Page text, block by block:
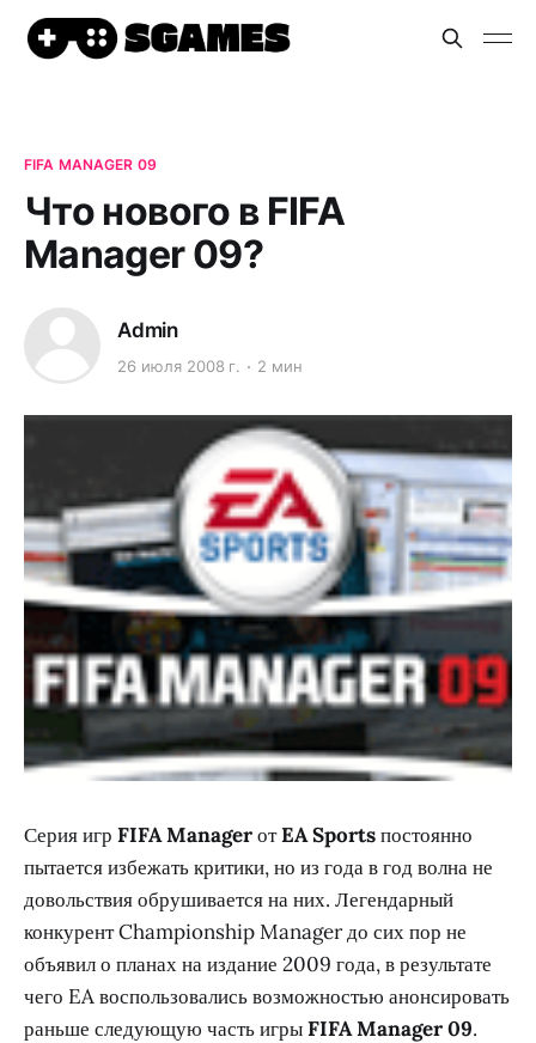
FIFA MANAGER 09
Что нового в FIFA
Manager 09?
Admin
26 июля 2008 г. 2 мин
Серия игр FIFA ManagerотEA Sportsпостоянно
пытается избежать критики, но из года в год волна не
довольствия обрушивается на них. Легендарный
конкурент Championship Manager до сих пор не
объявил о планах на издание 2009 года, в результате
чего EA воспользовались возможностью анонсировать
раньше следующую часть игрыFIFA Manager 09.